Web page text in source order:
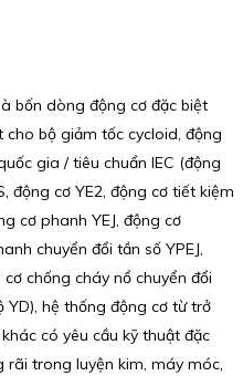
bốn dòng động cơ đặc biệt
bộ giảm tốc cycloid, động
gia / tiêu chuẩn IEC (động
động cơ YE2, động cơ tiết kiệm
cơ phanh YEJ, động cơ
chuyển đổi tần số YPEJ,
chống cháy nổ chuyển đổi
YD), hệ thống động cơ từ trở
có yêu cầu kỹ thuật đặc
rãi trong luyện kim, máy móc,